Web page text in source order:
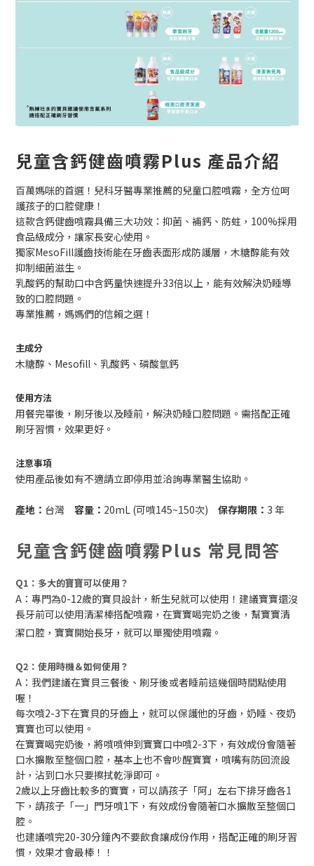
兒童含鈣健齒噴霧Plus 產品介紹
百萬媽咪的首選！兒科牙醫專業推薦的兒童口腔噴霧，全方位呵
護孩子的口腔健康！
這款含鈣健齒噴霧具備三大功效：抑菌、補鈣、防蛀，100%採用
食品級成分，讓家長安心使用。
獨家MesoFill護齒技術能在牙齒表面形成防護層，木糖醇能有效
抑制細菌滋生。
乳酸鈣的幫助口中含鈣量快速提升33倍以上，能有效解決奶睡導
致的口腔問題。
專業推薦，媽媽們的信賴之選！
主成分
木糖醇、Mesofill、乳酸鈣、磷酸氫鈣
使用方法
用餐完畢後，刷牙後以及睡前，解決奶睡口腔問題。需搭配正確
刷牙習慣，效果更好。
注意事項
使用產品後如有不適請立即停用並洽詢專業醫生協助。
產地： 台灣 容量： 20mL (可噴145~150次) 保存期限： 3 年
兒童含鈣健齒噴霧Plus 常見問答
Q1：多大的寶寶可以使用？
A：專門為0-12歲的寶貝設計，新生兒就可以使用！建議寶寶還沒
長牙前可以使用清潔棒搭配噴霧，在寶寶喝完奶之後，幫寶寶清
潔口腔，寶寶開始長牙，就可以單獨使用噴霧。
Q2：使用時機＆如何使用？
A：我們建議在寶貝三餐後、刷牙後或者睡前這幾個時間點使用
喔！
每次噴2-3下在寶貝的牙齒上，就可以保護他的牙齒，奶睡、夜奶
寶寶也可以使用。
在寶寶喝完奶後，將噴噴伸到寶寶口中噴2-3下，有效成份會隨著
口水擴散至整個口腔，基本上也不會吵醒寶寶，噴嘴有防回流設
計，沾到口水只要擦拭乾淨即可。
2歲以上牙齒比較多的寶寶，可以請孩子「阿」左右下排牙齒各1
下，請孩子「一」門牙噴1下，有效成份會隨著口水擴散至整個口
腔。
也建議噴完20-30分鐘內不要飲食讓成份作用，搭配正確的刷牙習
慣，效果才會最棒！！